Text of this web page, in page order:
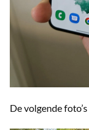
De volgende